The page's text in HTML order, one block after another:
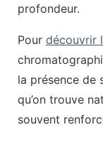
profondeur.
Pour découvrir
la présence de
qu’on trouve
souvent